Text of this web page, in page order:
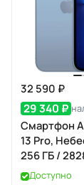
32 590 ₽
29 340 ₽
Смартфон
13 Pro,
256 ГБ /
Доступно